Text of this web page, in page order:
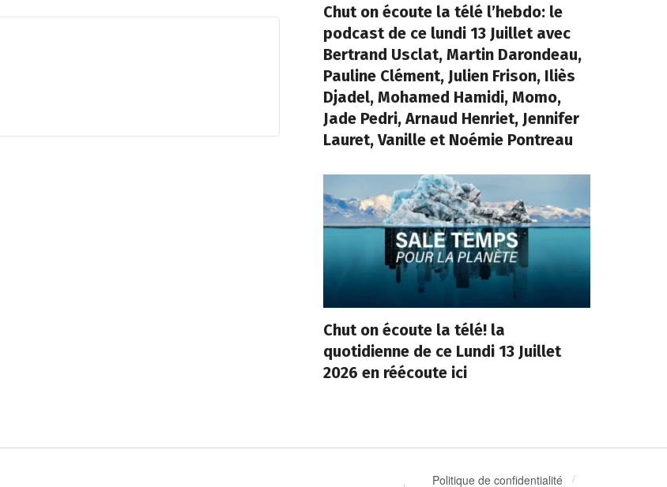
Chut on écoute la télé l’hebdo: le
podcast de ce lundi 13 Juillet avec
Bertrand Usclat, Martin Darondeau,
Pauline Clément, Julien Frison, Iliès
Djadel, Mohamed Hamidi, Momo,
Jade Pedri, Arnaud Henriet, Jennifer
Lauret, Vanille et Noémie Pontreau
Chut on écoute la télé! la
quotidienne de ce Lundi 13 Juillet
2026 en réécoute ici
Politique de confidentialité